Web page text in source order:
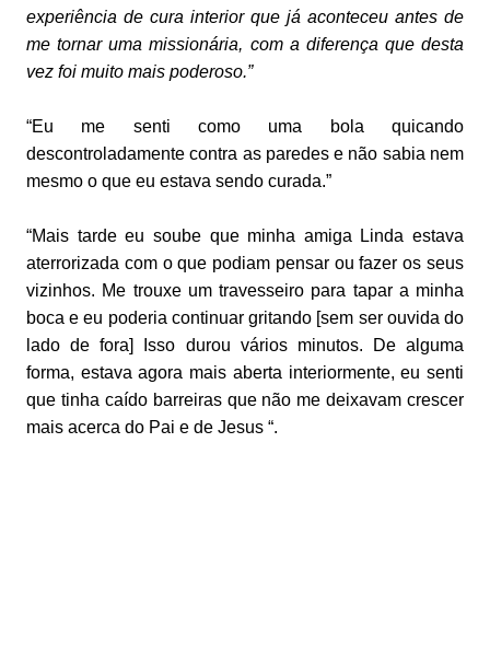
experiência de cura interior que já aconteceu antes de
me tornar uma missionária, com a diferença que desta
vez foi muito mais poderoso.”
“Eu me senti como uma bola quicando
descontroladamente contra as paredes e não sabia nem
mesmo o que eu estava sendo curada.”
“Mais tarde eu soube que minha amiga Linda estava
aterrorizada com o que podiam pensar ou fazer os seus
vizinhos. Me trouxe um travesseiro para tapar a minha
boca e eu poderia continuar gritando [sem ser ouvida do
lado de fora] Isso durou vários minutos. De alguma
forma, estava agora mais aberta interiormente, eu senti
que tinha caído barreiras que não me deixavam crescer
mais acerca do Pai e de Jesus “.